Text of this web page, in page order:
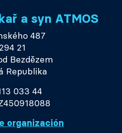
a syn ATMOS
487
294 21
Bezdězem
Republika
033 44
organización